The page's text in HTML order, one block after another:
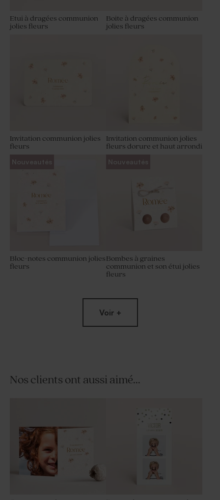
Etui à dragées communion
jolies fleurs
Boite à dragées communion
jolies fleurs
Invitation communion jolies
fleurs
Invitation communion jolies
fleurs dorure et haut arrondi
Nouveautés
Bloc-notes communion jolies
fleurs
Nouveautés
Bombes à graines
communion et son étui jolies
fleurs
Nouveautés
Voir +
Nos clients ont aussi aimé...